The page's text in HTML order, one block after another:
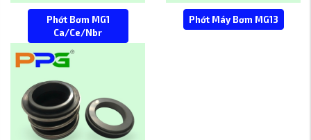
Phớt Bơm MG1
Ca/Ce/Nbr
Phớt Máy Bơm MG13